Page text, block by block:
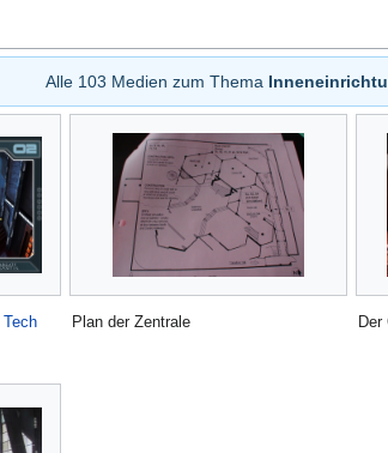
Alle 103 Medien zum Thema
Tech
Plan der Zentrale Der